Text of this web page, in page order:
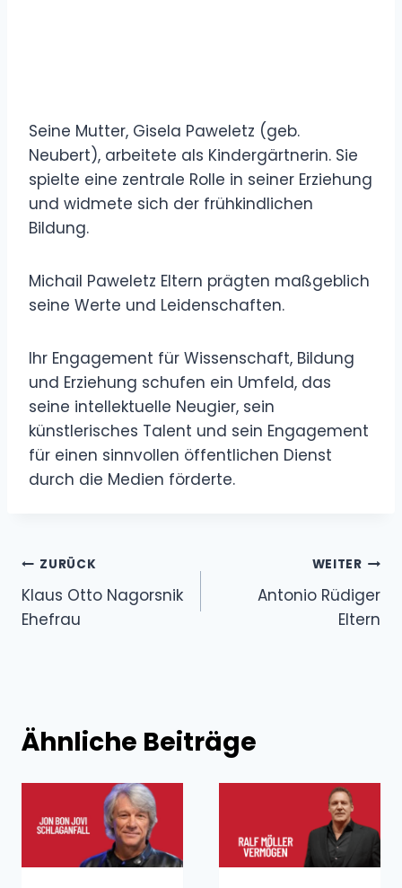
Seine Mutter, Gisela Paweletz (geb.
Neubert), arbeitete als Kindergärtnerin. Sie
spielte eine zentrale Rolle in seiner Erziehung
und widmete sich der frühkindlichen
Bildung.
Michail Paweletz Eltern prägten maßgeblich
seine Werte und Leidenschaften.
Ihr Engagement für Wissenschaft, Bildung
und Erziehung schufen ein Umfeld, das
seine intellektuelle Neugier, sein
künstlerisches Talent und sein Engagement
für einen sinnvollen öffentlichen Dienst
durch die Medien förderte.
Beitragsnavigation
ZURÜCK
Klaus Otto Nagorsnik
Ehefrau
WEITER
Antonio Rüdiger
Eltern
Ähnliche Beiträge